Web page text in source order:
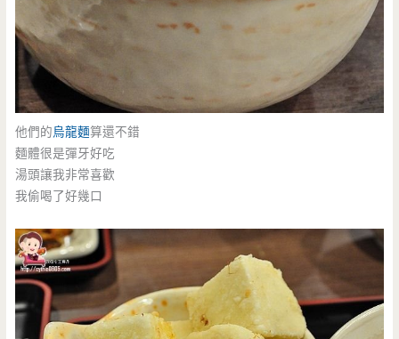
他們的烏龍麵算還不錯
麵體很是彈牙好吃
湯頭讓我非常喜歡
我偷喝了好幾口